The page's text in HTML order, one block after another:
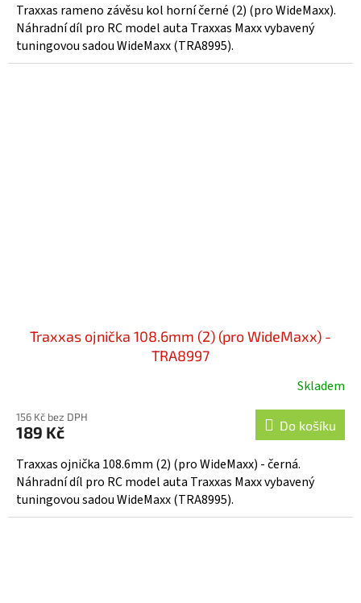
Traxxas rameno závěsu kol horní černé (2) (pro WideMaxx).
Náhradní díl pro RC model auta Traxxas Maxx vybavený
tuningovou sadou WideMaxx (TRA8995).
Traxxas ojnička 108.6mm (2) (pro WideMaxx) -
TRA8997
Skladem
156 Kč bez DPH
189 Kč Do košíku
Traxxas ojnička 108.6mm (2) (pro WideMaxx) - černá.
Náhradní díl pro RC model auta Traxxas Maxx vybavený
tuningovou sadou WideMaxx (TRA8995).